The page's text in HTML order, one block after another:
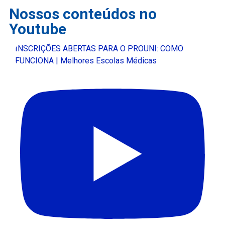
Nossos conteúdos no
Youtube
INSCRIÇÕES ABERTAS PARA O PROUNI: COMO
FUNCIONA | Melhores Escolas Médicas